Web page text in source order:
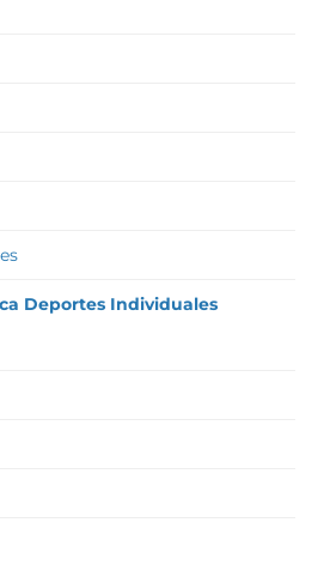
Deportes Individuales